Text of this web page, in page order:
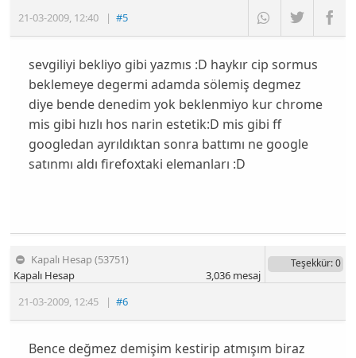
21-03-2009, 12:40 |#5
sevgiliyi bekliyo gibi yazmıs :D haykır cip sormus
beklemeye degermi adamda sölemiş degmez
diye bende denedim yok beklenmiyo kur chrome
mis gibi hızlı hos narin estetik:D mis gibi ff
googledan ayrıldıktan sonra battımı ne google
satınmı aldı firefoxtaki elemanları :D
Kapalı Hesap (53751)
21-03-2009, 12:45 |#6
Kapalı Hesap
Teşekkür: 0
3,036mesaj
Bence değmez demişim kestirip atmışım biraz